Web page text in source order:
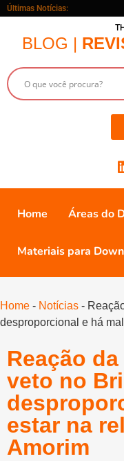
Últimas Notícias:
BLOG |
Home Áreas do
Materiais para
Home - Notícias -
desproporcional e há
Reação
veto no
estar na
Amorim